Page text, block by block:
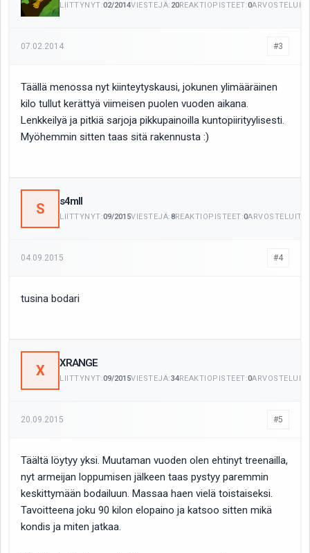
LIITTYNYT:02/2014VIESTEJÄ: 20REAKTIOPISTEET:0
07.02.2014 #3
Täällä menossa nyt kiinteytyskausi, jokunen ylimääräinen
kilo tullut kerättyä viimeisen puolen vuoden aikana.
Lenkkeilyä ja pitkiä sarjoja pikkupainoilla kuntopiirityylisesti.
Myöhemmin sitten taas sitä rakennusta :)
S s4mll
LIITTYNYT:09/2015VIESTEJÄ:8REAKTIOPISTEET:0ARVOSTELUITA:
04.09.2015 #4
tusina bodari
X XRANGE
LIITTYNYT:09/2015VIESTEJÄ:34REAKTIOPISTEET:0
20.09.2015 #5
Täältä löytyy yksi. Muutaman vuoden olen ehtinyt treenailla,
nyt armeijan loppumisen jälkeen taas pystyy paremmin
keskittymään bodailuun. Massaa haen vielä toistaiseksi.
Tavoitteena joku 90 kilon elopaino ja katsoo sitten mikä
kondis ja miten jatkaa.